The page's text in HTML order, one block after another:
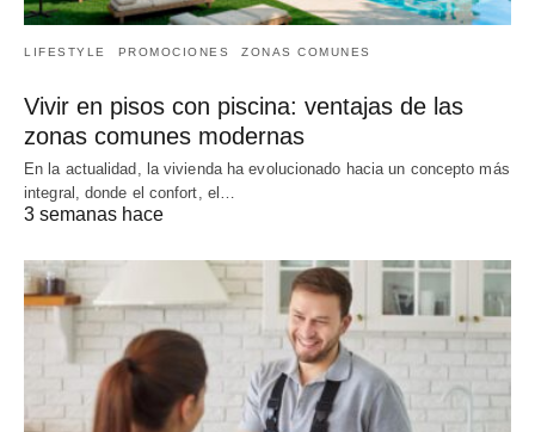
LIFESTYLE PROMOCIONES ZONAS COMUNES
Vivir en pisos con piscina: ventajas de las
zonas comunes modernas
En la actualidad, la vivienda ha evolucionado hacia un concepto más
integral, donde el confort, el…
3 semanas hace